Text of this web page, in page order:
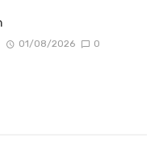
01/08/2026 0